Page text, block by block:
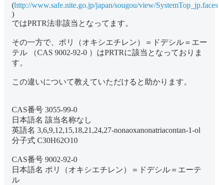
(http://www.safe.nite.go.jp/japan/sougou/view/SystemTop_jp.faces
)
ではPRTR法非該当となってます。
その一方で、ポリ（オキシエチレン）＝ドデシル＝エー
テル （CAS 9002-92-0 ）はPRTRに該当となっておりま
す。
この違いについて教えていただけると助かります。
CAS番号 3055-99-0
日本語名 該当名称なし
英語名 3,6,9,12,15,18,21,24,27-nonaoxanonatriacontan-1-ol
分子式 C30H62O10
CAS番号 9002-92-0
日本語名 ポリ（オキシエチレン）＝ドデシル＝エーテ
ル